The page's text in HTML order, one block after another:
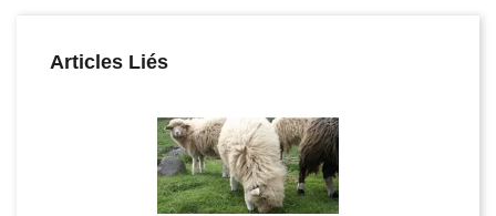
Articles Liés